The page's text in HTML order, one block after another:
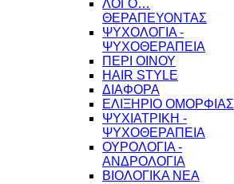
ΛΟΓΟ…
ΘΕΡΑΠΕΥΟΝΤΑΣ
ΨΥΧΟΛΟΓΙΑ -
ΨΥΧΟΘΕΡΑΠΕΙΑ
ΠΕΡΙ ΟΙΝΟΥ
HAIR STYLE
ΔΙΑΦΟΡΑ
ΕΛΙΞΗΡΙΟ ΟΜΟΡΦΙΑΣ
ΨΥΧΙΑΤΡΙΚΗ -
ΨΥΧΟΘΕΡΑΠΕΙΑ
ΟΥΡΟΛΟΓΙΑ -
ΑΝΔΡΟΛΟΓΙΑ
ΒΙΟΛΟΓΙΚΑ ΝΕΑ